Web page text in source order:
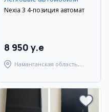
Nexia 3 4-позиция автомат
8 950 y.e
Наманганская область,